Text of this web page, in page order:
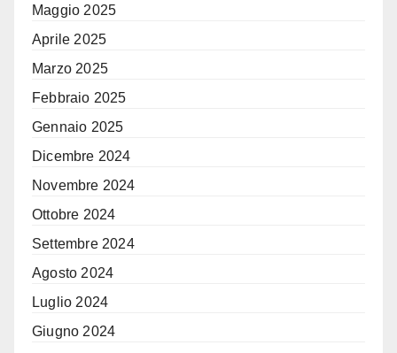
Maggio 2025
Aprile 2025
Marzo 2025
Febbraio 2025
Gennaio 2025
Dicembre 2024
Novembre 2024
Ottobre 2024
Settembre 2024
Agosto 2024
Luglio 2024
Giugno 2024